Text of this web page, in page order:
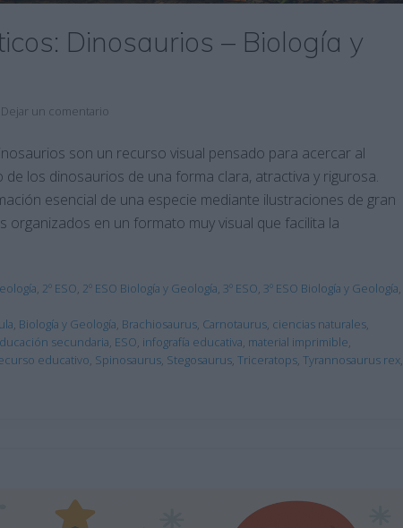
Dinosaurios – Biología y
Dejar un comentario
son un recurso visual pensado para acercar al
los dinosaurios de una forma clara, atractiva y rigurosa.
esencial de una especie mediante ilustraciones de gran
organizados en un formato muy visual que facilita la
, 2º ESO, 2º ESO Biología y Geología, 3º ESO, 3º ESO Biología y Geología,
, Biología y Geología, Brachiosaurus, Carnotaurus, ciencias naturales,
secundaria, ESO, infografía educativa, material imprimible,
educativo, Spinosaurus, Stegosaurus, Triceratops, Tyrannosaurus rex,